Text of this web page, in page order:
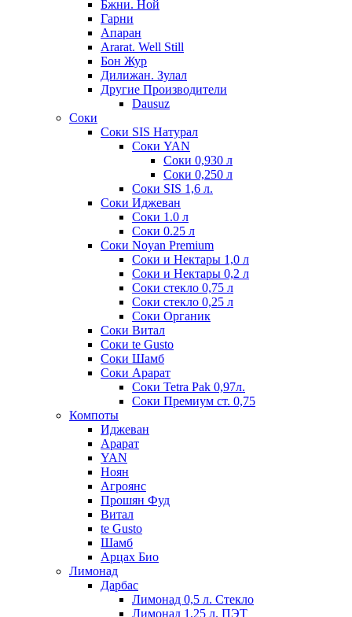
Бжни. Ной
Гарни
Апаран
Ararat. Well Still
Бон Жур
Дилижан. Зулал
Другие Производители
Dausuz
Соки
Соки SIS Натурал
Соки YAN
Соки 0,930 л
Соки 0,250 л
Соки SIS 1,6 л.
Соки Иджеван
Соки 1.0 л
Соки 0.25 л
Соки Noyan Premium
Соки и Нектары 1,0 л
Соки и Нектары 0,2 л
Соки стекло 0,75 л
Соки стекло 0,25 л
Соки Органик
Соки Витал
Соки te Gusto
Соки Шамб
Соки Арарат
Соки Tetra Pak 0,97л.
Соки Премиум ст. 0,75
Компоты
Иджеван
Арарат
YAN
Ноян
Агроянс
Прошян Фуд
Витал
te Gusto
Шамб
Арцах Био
Лимонад
Дарбас
Лимонад 0,5 л. Стекло
Лимонад 1,25 л. ПЭТ